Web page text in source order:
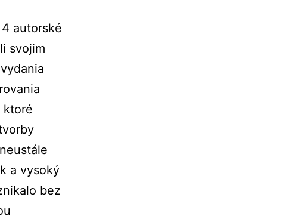
autorské
svojim
ktoré
a vysoký
bez